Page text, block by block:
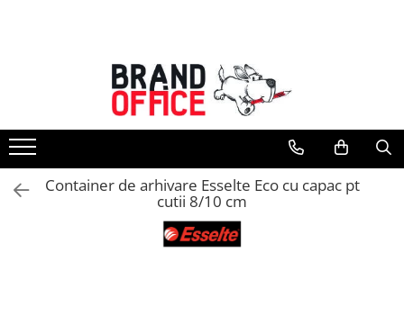
Unitate Protejata - PRODUCTIE
Hartie copiator si produse
tipografice
Produse consumabile din hartie
Detergenti si dezinfectanti
Saci menajeri (Unitate Protejata)
Container de arhivare Esselte Eco cu capac pt
cutii 8/10 cm